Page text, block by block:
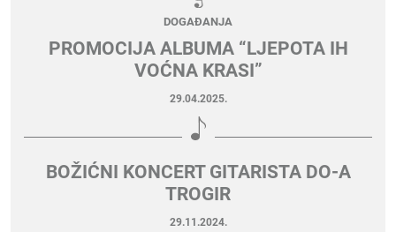
DOGAĐANJA
PROMOCIJA ALBUMA “LJEPOTA IH
VOĆNA KRASI”
29.04.2025.
BOŽIĆNI KONCERT GITARISTA DO-A
TROGIR
29.11.2024.